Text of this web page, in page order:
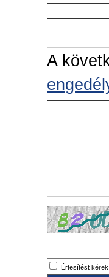
A
Értesítést